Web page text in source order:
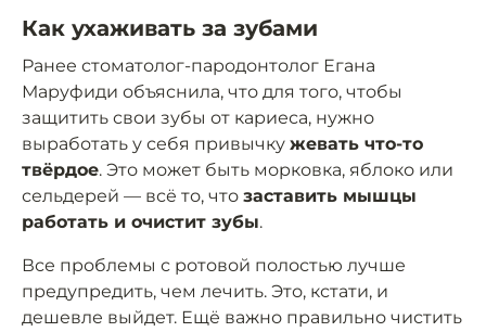
Как ухаживать за зубами
Ранее стоматолог-пародонтолог Егана
Маруфиди объяснила, что для того, чтобы
защитить свои зубы от кариеса, нужно
выработать у себя привычку жевать что-то
твёрдое. Это может быть морковка, яблоко или
сельдерей — всё то, что заставить мышцы
работать и очистит зубы.
Все проблемы с ротовой полостью лучше
предупредить, чем лечить. Это, кстати, и
дешевле выйдет. Ещё важно правильно чистить